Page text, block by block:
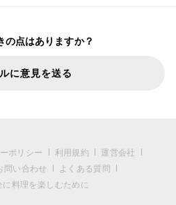
の点はありますか？
に意見を送る
ポリシー 利用規約
運営会社
問い合わせ
よくある質問
に料理を楽しむために